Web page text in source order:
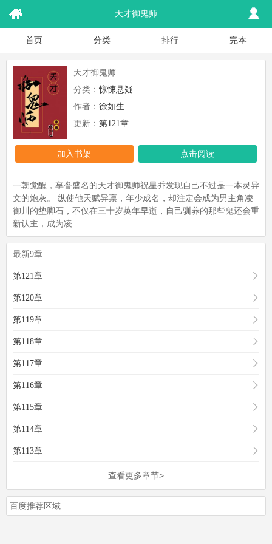
天才御鬼师
首页 分类 排行 完本
天才御鬼师
分类：惊悚悬疑
作者：徐如生
更新：第121章
加入书架 点击阅读
一朝觉醒，享誉盛名的天才御鬼师祝星乔发现自己不过是一本灵异
文的炮灰。 纵使他天赋异禀，年少成名，却注定会成为男主角凌
御川的垫脚石，不仅在三十岁英年早逝，自己驯养的那些鬼还会重
新认主，成为凌..
最新9章
第121章
第120章
第119章
第118章
第117章
第116章
第115章
第114章
第113章
查看更多章节>
百度推荐区域